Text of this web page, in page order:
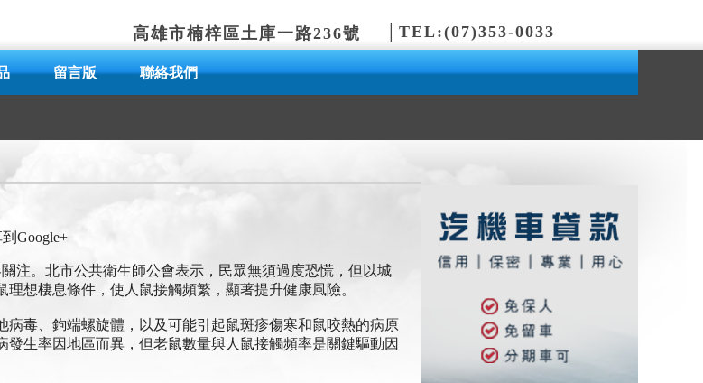
TEL:(07)353-0033
高雄市楠梓區土庫一路236號
留言版 聯絡我們
Google+
注。北市公共衛生師公會表示，民眾無須過度恐慌，但以城
想棲息條件，使人鼠接觸頻繁，顯著提升健康風險。
毒、鉤端螺旋體，以及可能引起鼠斑疹傷寒和鼠咬熱的病原
生率因地區而異，但老鼠數量與人鼠接觸頻率是關鍵驅動因